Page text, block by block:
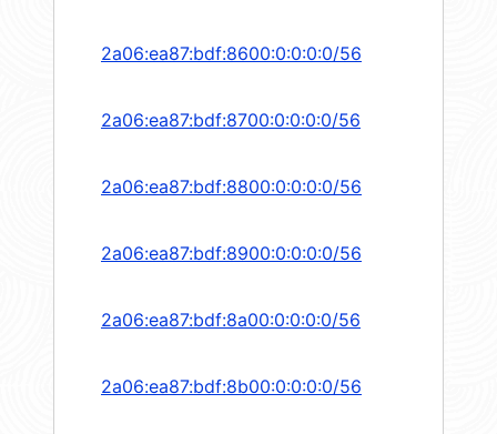
2a06:ea87:bdf:8600:0:0:0:0/56
2a06:ea87:bdf:8700:0:0:0:0/56
2a06:ea87:bdf:8800:0:0:0:0/56
2a06:ea87:bdf:8900:0:0:0:0/56
2a06:ea87:bdf:8a00:0:0:0:0/56
2a06:ea87:bdf:8b00:0:0:0:0/56